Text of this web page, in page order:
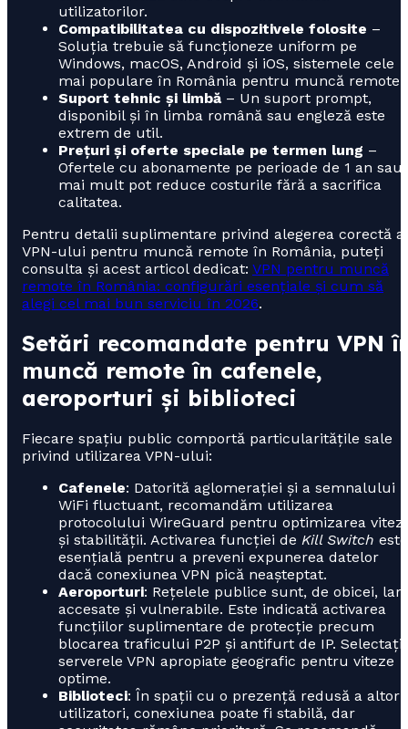
utilizatorilor.
Compatibilitatea cu dispozitivele folosite –
Soluția trebuie să funcționeze uniform pe
Windows, macOS, Android și iOS, sistemele cele
mai populare în România pentru muncă remote.
Suport tehnic și limbă – Un suport prompt,
disponibil și în limba română sau engleză este
extrem de util.
Prețuri și oferte speciale pe termen lung –
Ofertele cu abonamente pe perioade de 1 an sau
mai mult pot reduce costurile fără a sacrifica
calitatea.
Pentru detalii suplimentare privind alegerea corectă a
VPN-ului pentru muncă remote în România, puteți
consulta și acest articol dedicat: VPN pentru muncă
remote în România: configurări esențiale și cum să
alegi cel mai bun serviciu în 2026.
Setări recomandate pentru VPN
muncă remote în cafenele,
aeroporturi și biblioteci
Fiecare spațiu public comportă particularitățile sale
privind utilizarea VPN-ului:
Cafenele: Datorită aglomerației și a semnalului
WiFi fluctuant, recomandăm utilizarea
protocolului WireGuard pentru optimizarea
și stabilității. Activarea funcției de Kill Switch este
esențială pentru a preveni expunerea datelor
dacă conexiunea VPN pică neașteptat.
Aeroporturi: Rețelele publice sunt, de obicei,
accesate și vulnerabile. Este indicată activarea
funcțiilor suplimentare de protecție precum
blocarea traficului P2P și antifurt de IP. Selectați
serverele VPN apropiate geografic pentru viteze
optime.
Biblioteci: În spații cu o prezență redusă a altor
utilizatori, conexiunea poate fi stabilă, dar